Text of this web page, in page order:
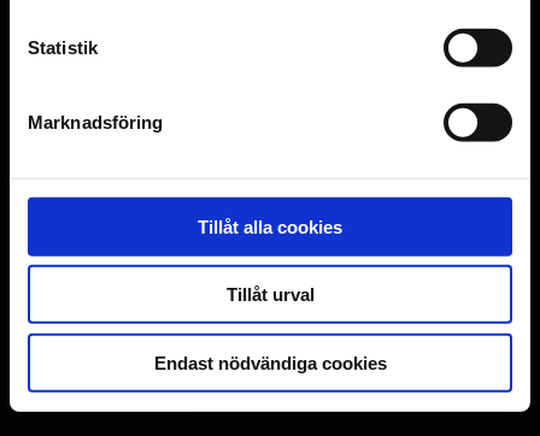
Statistik
Marknadsföring
Tillåt alla cookies
Tillåt urval
Endast nödvändiga cookies